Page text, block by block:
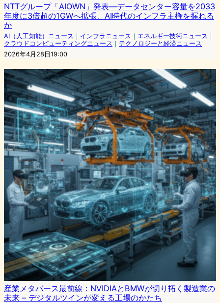
NTTグループ「AIOWN」発表―データセンター容量を2033
年度に3倍超の1GWへ拡張、AI時代のインフラ主権を握れる
か
AI（人工知能）ニュース ｜ インフラニュース ｜ エネルギー技術ニュース ｜
クラウドコンピューティングニュース ｜ テクノロジーと経済ニュース
2026年4月28日19:00
産業メタバース最前線：NVIDIAとBMWが切り拓く製造業の
未来 – デジタルツインが変える工場のかたち